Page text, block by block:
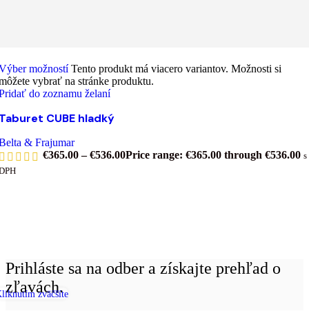
zväčšíte
možností Tento produkt má viacero variantov. Možnosti si
vybrať na stránke produktu.
do zoznamu želaní
CUBE hladký
& Frajumar
€365.00 – €536.00Price range: €365.00 through €536.00 s
Prihláste sa na odber a získajte prehľad o
zľavách.